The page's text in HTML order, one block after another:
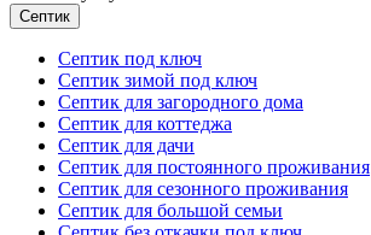
Септик
Септик под ключ
Септик зимой под ключ
Септик для загородного дома
Септик для коттеджа
Септик для дачи
Септик для постоянного проживания
Септик для сезонного проживания
Септик для большой семьи